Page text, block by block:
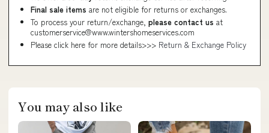
Final sale items are not eligible for returns or exchanges.
To process your return/exchange, please contact us at
customerservice@www.wintershomeservices.com
Please click here for more details>>> Return & Exchange Policy
You may also like